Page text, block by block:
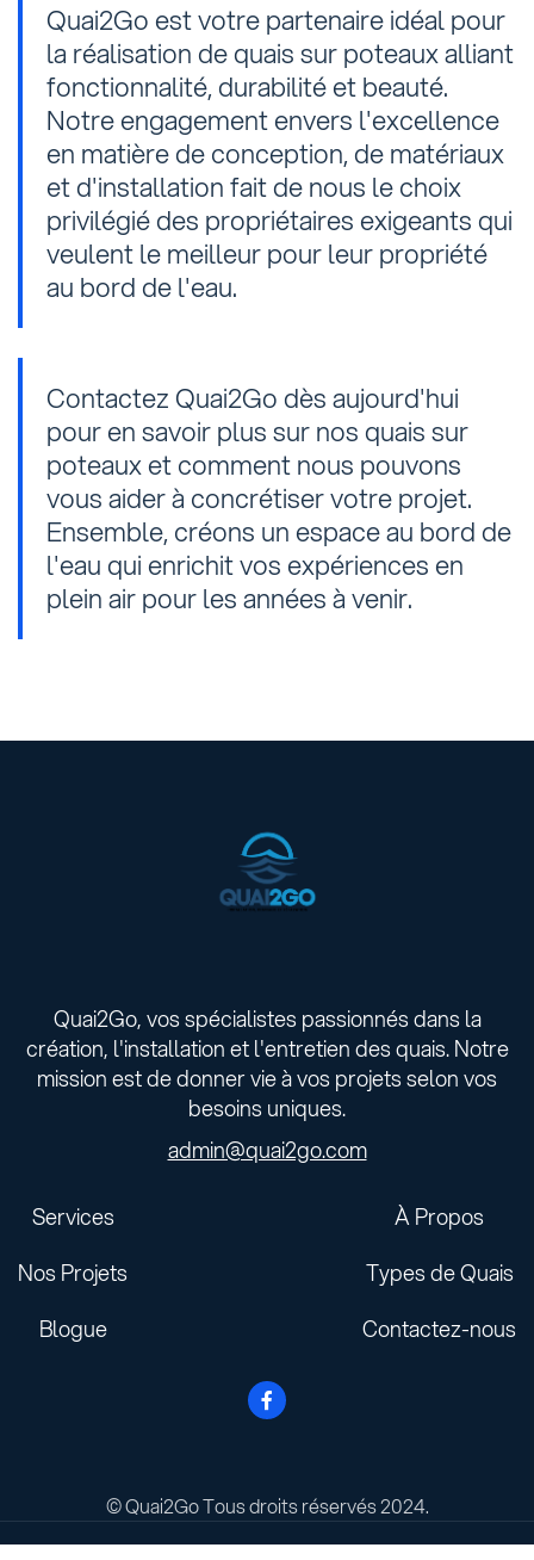
Quai2Go est votre partenaire idéal pour
la réalisation de quais sur poteaux alliant
fonctionnalité, durabilité et beauté.
Notre engagement envers l'excellence
en matière de conception, de matériaux
et d'installation fait de nous le choix
privilégié des propriétaires exigeants qui
veulent le meilleur pour leur propriété
au bord de l'eau.
Contactez Quai2Go dès aujourd'hui
pour en savoir plus sur nos quais sur
poteaux et comment nous pouvons
vous aider à concrétiser votre projet.
Ensemble, créons un espace au bord de
l'eau qui enrichit vos expériences en
plein air pour les années à venir.
Quai2Go, vos spécialistes passionnés dans la
création, l'installation et l'entretien des quais. Notre
mission est de donner vie à vos projets selon vos
besoins uniques.
admin@quai2go.com
Services
Nos Projets
Blogue
À Propos
Types de Quais
Contactez-nous

© Quai2Go Tous droits réservés 2024.